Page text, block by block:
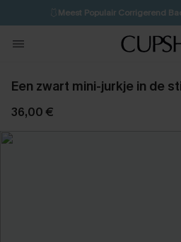
🩱Meest Populair Corrigerend
💌Abonneer je & ontvang
Koop 3, krijg 15%
Een zwart mini-jurkje in de
36,00 €